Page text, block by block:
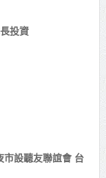
投資
市設聽友聯誼會 台